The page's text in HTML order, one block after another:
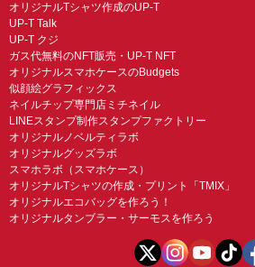
オリジナルTシャツ作成のUP-T
UP-T Talk
UP-T クジ
ガス代無料のNFT販売・UP-T NFT
オリジナルスマホケースのBudgets
似顔絵グラフィックス
ネイルチップ専門店ミチネイル
LINEスタンプ制作スタンプファクトリー
オリジナルノベルティラボ
オリジナルグッズラボ
スマホラボ（スマホケース）
オリジナルTシャツの作成・プリント「TMIX」
オリジナルエコバッグを作ろう！
オリジナルタンブラー・サーモスを作ろう